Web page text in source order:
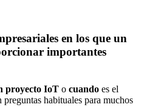
en los que un
importantes
proyecto IoT o cuando es el
habituales para muchos